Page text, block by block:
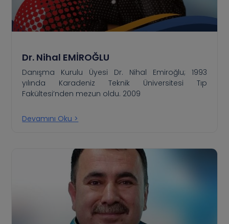
Dr. Nihal EMİROĞLU
Danışma Kurulu Üyesi Dr. Nihal Emiroğlu; 1993
yılında Karadeniz Teknik Üniversitesi Tıp
Fakültesi’nden mezun oldu. 2009
Devamını Oku >